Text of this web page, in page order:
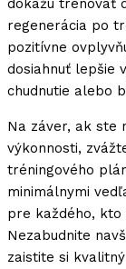
dokážu trénovať
regenerácia po
pozitívne
dosiahnuť lepšie
chudnutie alebo
Na záver, ak ste
výkonnosti,
tréningového
minimálnymi
pre každého, kto
Nezabudnite
zaistite si